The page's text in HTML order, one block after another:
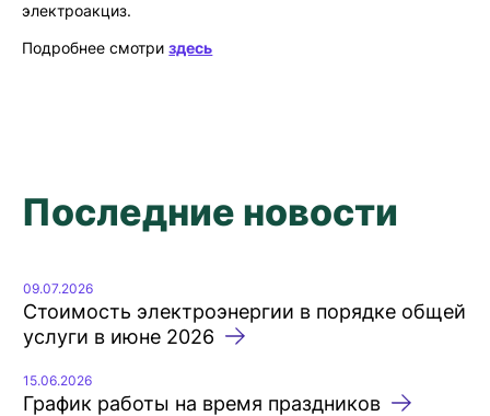
электроакциз.
Подробнее смотриздесь
Последние новости
09.07.2026
Стоимость электроэнергии в порядке общей
услуги в июне 2026
15.06.2026
График работы на время праздников